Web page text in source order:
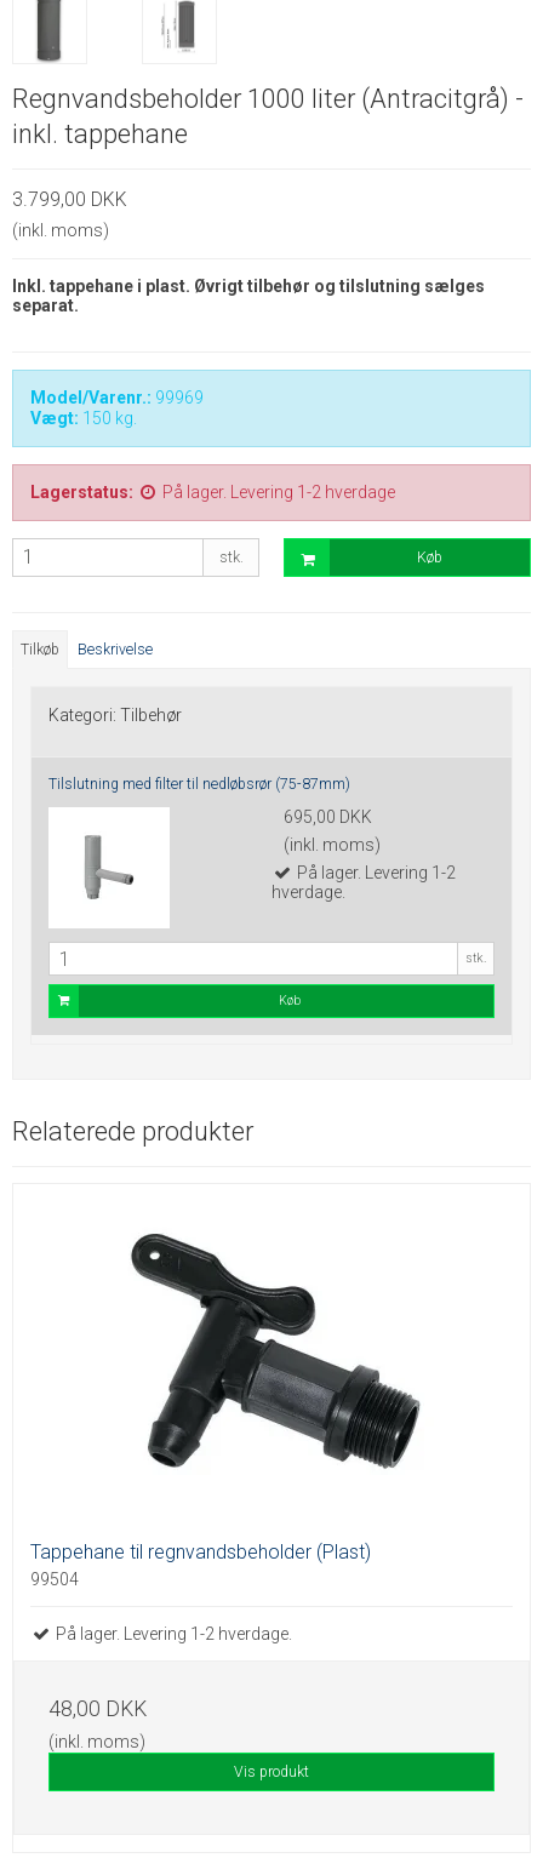
Regnvandsbeholder 1000 liter (Antracitgrå) -
inkl. tappehane
3.799,00 DKK
(inkl. moms)
Inkl. tappehane i plast. Øvrigt tilbehør og tilslutning sælges
separat.
Model/Varenr.: 99969
Vægt: 150 kg.
Lagerstatus: På lager. Levering 1-2 hverdage
stk. Køb
Tilkøb Beskrivelse
Kategori: Tilbehør
Tilslutning med filter til nedløbsrør (75-87mm)
695,00 DKK
(inkl. moms)
På lager. Levering 1-2
hverdage.
stk.
Køb
Relaterede produkter
Tappehane til regnvandsbeholder (Plast)
99504
På lager. Levering 1-2 hverdage.
48,00 DKK
(inkl. moms)
Vis produkt